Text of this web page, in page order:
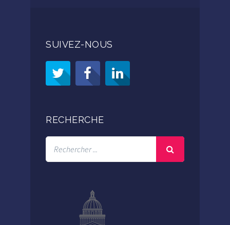
SUIVEZ-NOUS
RECHERCHE